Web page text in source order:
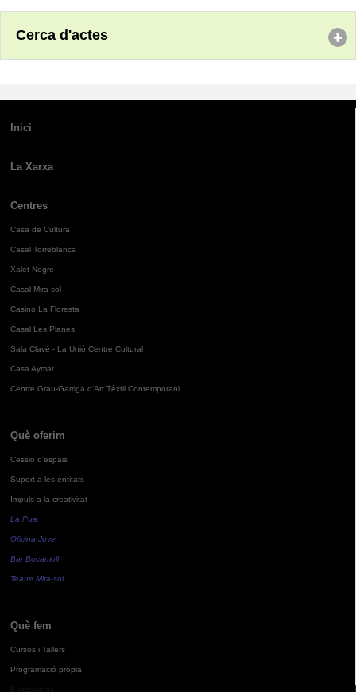
Cerca d'actes
Inici
La Xarxa
Centres
Casa de Cultura
Casal Torreblanca
Xalet Negre
Casal Mira-sol
Casino La Floresta
Casal Les Planes
Sala Clavé - La Unió Centre Cultural
Casa Aymat
Centre Grau-Garriga d'Art Tèxtil Contemporani
Què oferim
Cessió d'espais
Suport a les entitats
Impuls a la creativitat
La Pua
Oficina Jove
Bar Bocamoll
Teatre Mira-sol
Què fem
Cursos i Tallers
Programació pròpia